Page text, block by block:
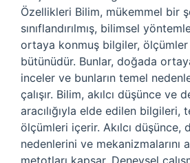
Özellikleri Bilim, mükemmel bir
sınıflandırılmış, bilimsel
ortaya konmuş bilgiler,
bütünüdür. Bunlar, doğada
inceler ve bunların temel
çalışır. Bilim, akılcı düşünce ve
aracılığıyla elde edilen bilgileri,
ölçümleri içerir. Akılcı düşünce,
nedenlerini ve mekanizmalarını
metotları kapsar. Deneysel